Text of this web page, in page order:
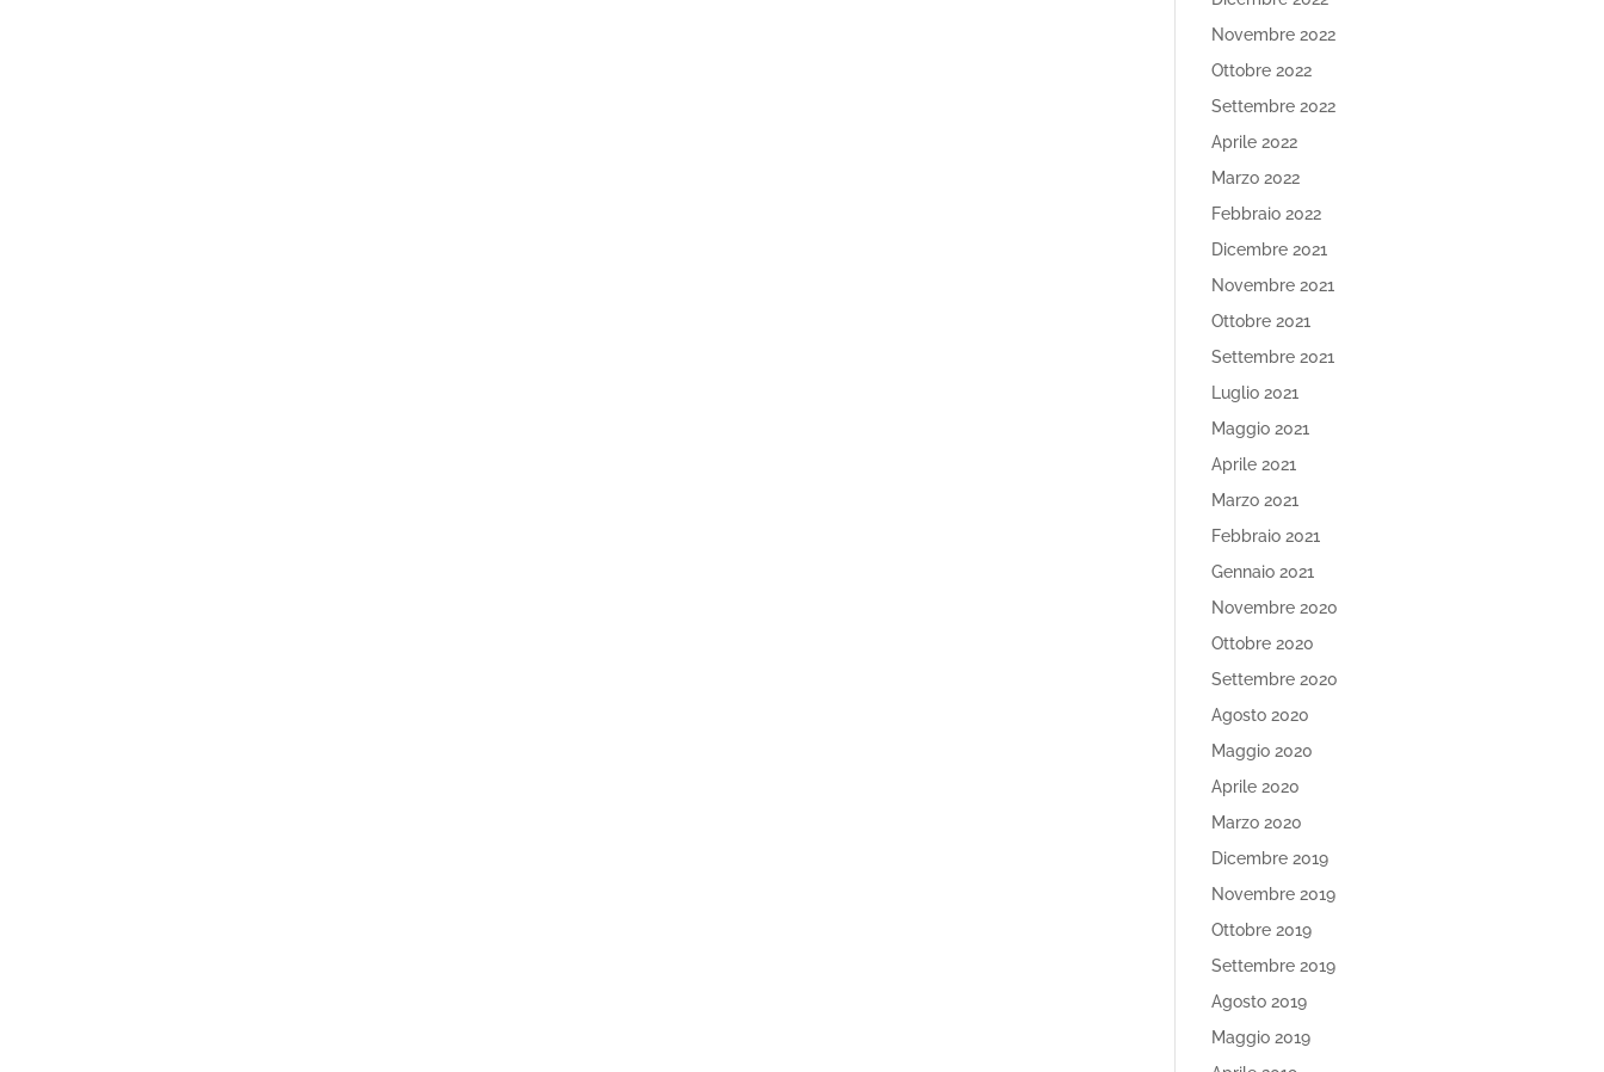
Novembre 2022
Ottobre 2022
Settembre 2022
Aprile 2022
Marzo 2022
Febbraio 2022
Dicembre 2021
Novembre 2021
Ottobre 2021
Settembre 2021
Luglio 2021
Maggio 2021
Aprile 2021
Marzo 2021
Febbraio 2021
Gennaio 2021
Novembre 2020
Ottobre 2020
Settembre 2020
Agosto 2020
Maggio 2020
Aprile 2020
Marzo 2020
Dicembre 2019
Novembre 2019
Ottobre 2019
Settembre 2019
Agosto 2019
Maggio 2019